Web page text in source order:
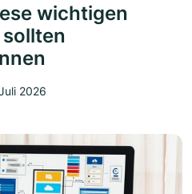
wichtigen
2026